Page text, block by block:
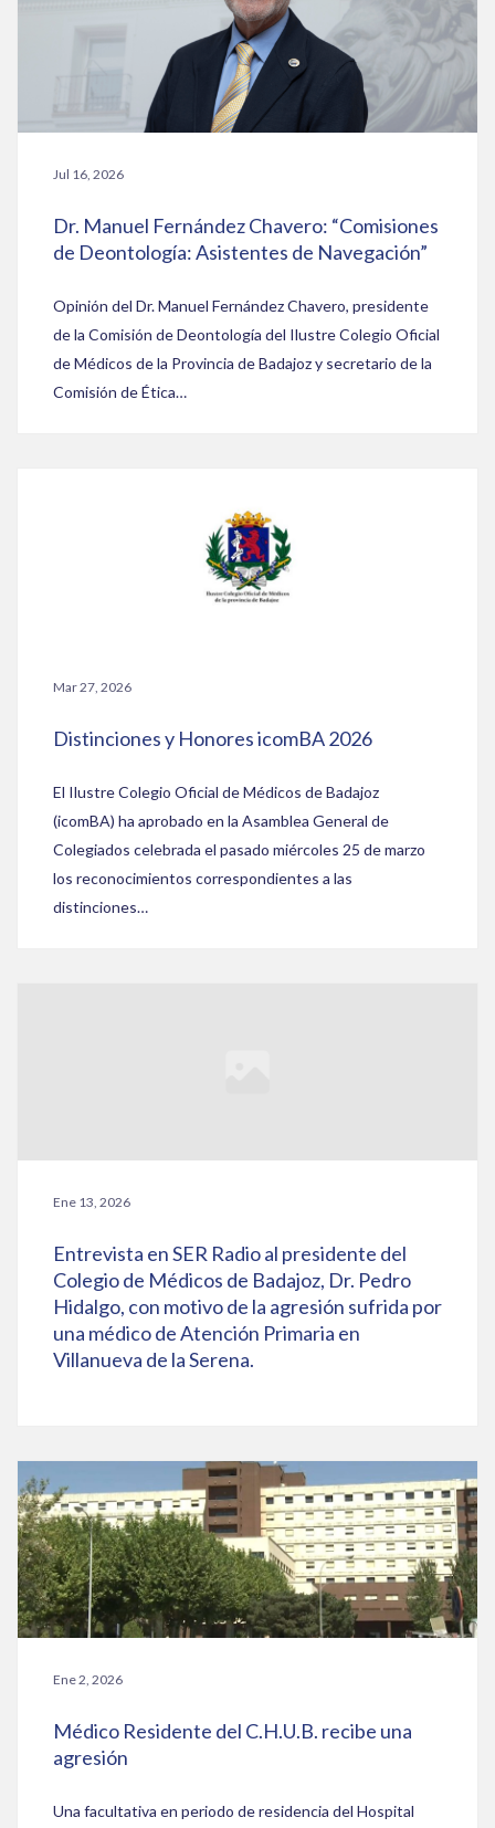
Jul 16, 2026
Dr. Manuel Fernández Chavero: “Comisiones
de Deontología: Asistentes de Navegación”
Opinión del Dr. Manuel Fernández Chavero, presidente
de la Comisión de Deontología del Ilustre Colegio Oficial
de Médicos de la Provincia de Badajoz y secretario de la
Comisión de Ética…
Mar 27, 2026
Distinciones y Honores icomBA 2026
El Ilustre Colegio Oficial de Médicos de Badajoz
(icomBA) ha aprobado en la Asamblea General de
Colegiados celebrada el pasado miércoles 25 de marzo
los reconocimientos correspondientes a las
distinciones…
Ene 13, 2026
Entrevista en SER Radio al presidente del
Colegio de Médicos de Badajoz, Dr. Pedro
Hidalgo, con motivo de la agresión sufrida por
una médico de Atención Primaria en
Villanueva de la Serena.
Ene 2, 2026
Médico Residente del C.H.U.B. recibe una
agresión
Una facultativa en periodo de residencia del Hospital